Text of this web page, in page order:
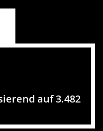
auf 3.482